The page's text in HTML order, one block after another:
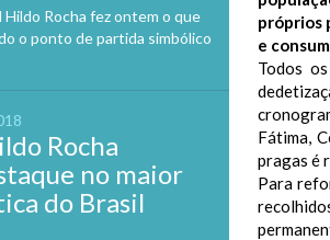
Rocha fez ontem o que
o ponto de partida simbólico
Rocha
no maior
do Brasil
próprios
e
Todos
Fátima,
pragas é
Para